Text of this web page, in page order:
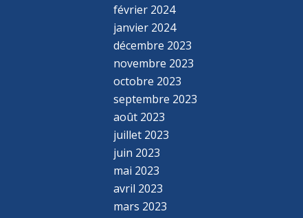
février 2024
janvier 2024
décembre 2023
novembre 2023
octobre 2023
septembre 2023
août 2023
juillet 2023
juin 2023
mai 2023
avril 2023
mars 2023